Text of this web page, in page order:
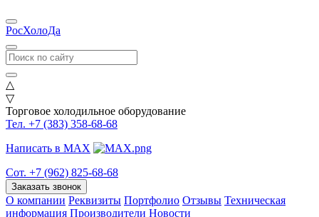
РосХолоДа
△
▽
Торговое холодильное оборудование
Тел. +7 (383) 358-68-68
Написать в MAX
Сот. +7 (962) 825-68-68
Заказать звонок
О компании Реквизиты Портфолио Отзывы Техническая
информация Производители Новости